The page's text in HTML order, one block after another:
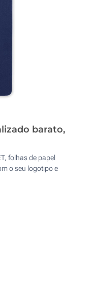
barato,
folhas de papel
o seu logotipo e